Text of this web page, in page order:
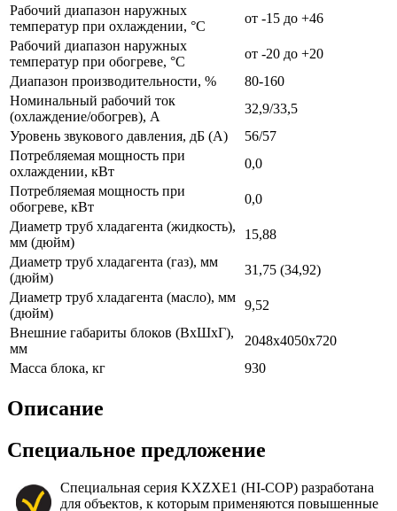
Рабочий диапазон наружных
температур при охлаждении, °С
от -15 до +46
Рабочий диапазон наружных
температур при обогреве, °С
от -20 до +20
Диапазон производительности, %
80-160
Номинальный рабочий ток
(охлаждение/обогрев), А
32,9/33,5
Уровень звукового давления, дБ (А)
56/57
Потребляемая мощность при
охлаждении, кВт
0,0
Потребляемая мощность при
обогреве, кВт
0,0
Диаметр труб хладагента (жидкость),
мм (дюйм)
15,88
Диаметр труб хладагента (газ), мм
(дюйм)
31,75 (34,92)
Диаметр труб хладагента (масло), мм
(дюйм)
9,52
Внешние габариты блоков (ВхШхГ),
мм
2048х4050х720
Масса блока, кг
930
Описание
Специальное предложение
Специальная серия KXZXE1 (HI-COP) разработана
для объектов, к которым применяются повышенные